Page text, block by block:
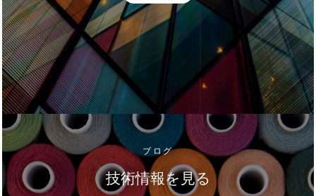
ブログ
技術情報を見る